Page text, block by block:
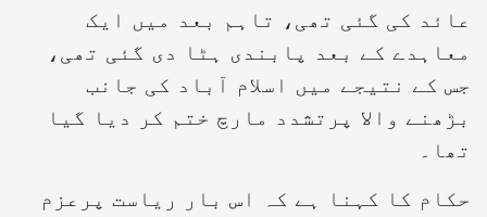
عائد کی گئی تھی، تاہم بعد میں ایک
معاہدے کے بعد پابندی ہٹا دی گئی تھی،
جس کے نتیجے میں اسلام آباد کی جانب
بڑھنے والا پرتشدد مارچ ختم کر دیا گیا
تھا۔
حکام کا کہنا ہے کہ اس بار ریاست پرعزم